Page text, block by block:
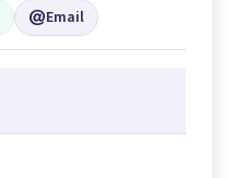
Email